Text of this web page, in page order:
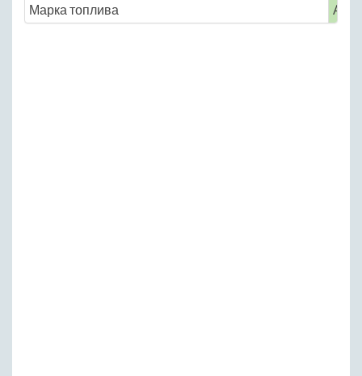
Марка топлива
АИ-